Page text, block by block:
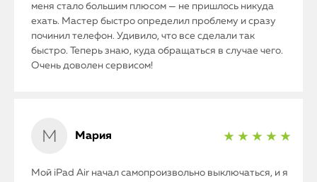
меня стало большим плюсом — не пришлось никуда
ехать. Мастер быстро определил проблему и сразу
починил телефон. Удивило, что все сделали так
быстро. Теперь знаю, куда обращаться в случае чего.
Очень доволен сервисом!
Мария ★ ★ ★ ★ ★
Мой iPad Air начал самопроизвольно выключаться, и я